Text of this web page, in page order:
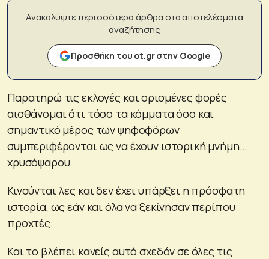
Ανακαλύψτε περισσότερα άρθρα στα αποτελέσματα
αναζήτησης
Προσθήκη του ot.gr στην Google
Παρατηρώ τις εκλογές και ορισμένες φορές
αισθάνομαι ότι τόσο τα κόμματα όσο και
σημαντικό μέρος των ψηφοφόρων
συμπεριφέρονται ως να έχουν ιστορική μνήμη…
χρυσόψαρου.
Κινούνται λες και δεν έχει υπάρξει η πρόσφατη
ιστορία, ως εάν και όλα να ξεκίνησαν περίπου
προχτές.
Και το βλέπει κανείς αυτό σχεδόν σε όλες τις